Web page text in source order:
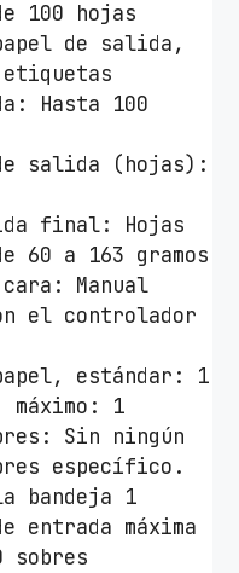
100 hojas
de salida,
Hasta 100
de salida (hojas):
final: Hojas
60 a 163 gramos
Manual
el controlador
estándar: 1
máximo: 1
Sin ningún
específico.
bandeja 1
entrada máxima
sobres